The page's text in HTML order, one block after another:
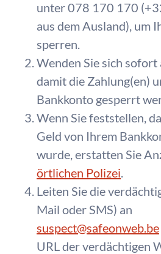
unter 078 170 170
aus dem Ausland), um
sperren.
Wenden Sie sich sofort
damit die Zahlung(en)
Bankkonto gesperrt
Wenn Sie feststellen,
Geld von Ihrem
wurde, erstatten Sie
örtlichen Polizei.
Leiten Sie die
Mail oder SMS) an
suspect@safeonweb.be
URL der verdächtigen